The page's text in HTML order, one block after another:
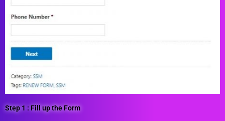
Step 1 : Fill up the Form